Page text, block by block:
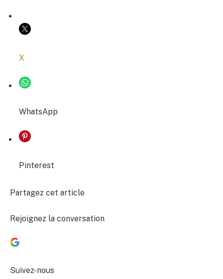
COPIER LE LIEN
X
WhatsApp
Pinterest
Partagez cet article
Rejoignez la conversation
Suivez-nous